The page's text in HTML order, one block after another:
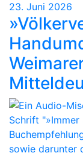
23. Juni 2026